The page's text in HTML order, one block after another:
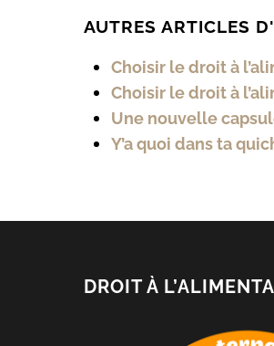
AUTRES ARTICLES
Choisir le droit à
Choisir le droit à
Une nouvelle
Y’a quoi dans ta
DROIT À